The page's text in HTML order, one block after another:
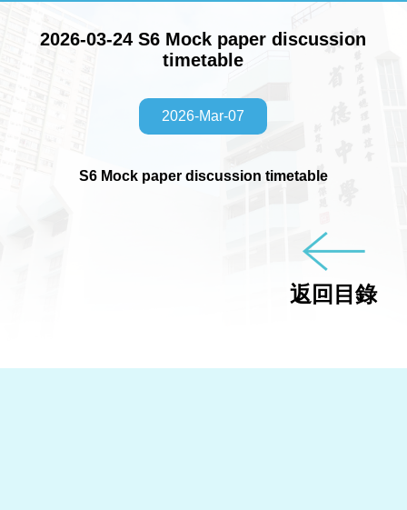
2026-03-24 S6 Mock paper discussion
timetable
2026-Mar-07
S6 Mock paper discussion timetable
返回目錄